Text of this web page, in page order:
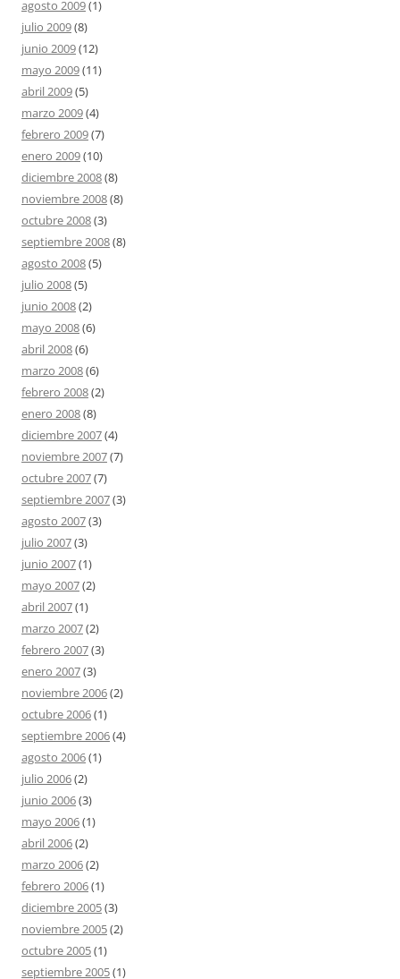
agosto 2009(1)
julio 2009(8)
junio 2009(12)
mayo 2009(11)
abril 2009(5)
marzo 2009(4)
febrero 2009(7)
enero 2009(10)
diciembre 2008(8)
noviembre 2008(8)
octubre 2008(3)
septiembre 2008(8)
agosto 2008(5)
julio 2008(5)
junio 2008(2)
mayo 2008(6)
abril 2008(6)
marzo 2008(6)
febrero 2008(2)
enero 2008(8)
diciembre 2007(4)
noviembre 2007(7)
octubre 2007(7)
septiembre 2007(3)
agosto 2007(3)
julio 2007(3)
junio 2007(1)
mayo 2007(2)
abril 2007(1)
marzo 2007(2)
febrero 2007(3)
enero 2007(3)
noviembre 2006(2)
octubre 2006(1)
septiembre 2006(4)
agosto 2006(1)
julio 2006(2)
junio 2006(3)
mayo 2006(1)
abril 2006(2)
marzo 2006(2)
febrero 2006(1)
diciembre 2005(3)
noviembre 2005(2)
octubre 2005(1)
septiembre 2005(1)